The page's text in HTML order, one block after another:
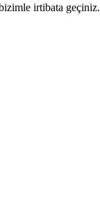
irtibata geçiniz.